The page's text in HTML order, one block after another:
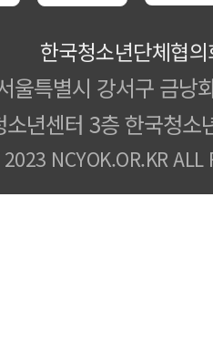
한국청소년단체협
울특별시 강서구 금낭
소년센터 3층 한국청소
NCYOK.OR.KR ALL